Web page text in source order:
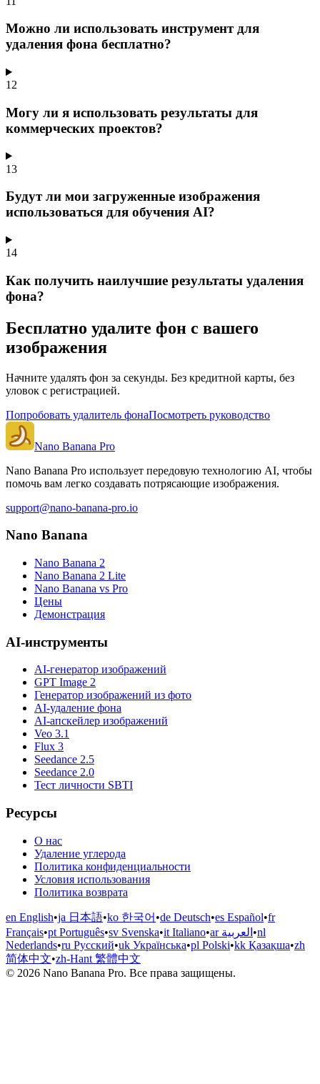
Можно ли использовать инструмент для
удаления фона бесплатно?
12
Могу ли я использовать результаты для
коммерческих проектов?
13
Будут ли мои загруженные изображения
использоваться для обучения AI?
14
Как получить наилучшие результаты удаления
фона?
Бесплатно удалите фон с вашего
изображения
Начните удалять фон за секунды. Без кредитной карты, без
уловок с регистрацией.
Попробовать удалитель фонаПосмотреть руководство
Nano Banana Pro
Nano Banana Pro использует передовую технологию AI, чтобы
помочь вам легко создавать потрясающие изображения.
support@nano-banana-pro.io
Nano Banana
Nano Banana 2
Nano Banana 2 Lite
Nano Banana vs Pro
Цены
Демонстрация
AI-инструменты
AI-генератор изображений
GPT Image 2
Генератор изображений из фото
AI-удаление фона
AI-апскейлер изображений
Veo 3.1
Flux 3
Seedance 2.5
Seedance 2.0
Тест личности SBTI
Ресурсы
О нас
Удаление углерода
Политика конфиденциальности
Условия использования
Политика возврата
en English•ja 日本語•ko 한국어 •de Deutsch•es Español•fr
Français•pt Português•sv Svenska•it Italiano• ar العربية •nl
Nederlands•ru Русский•uk Українська•pl Polski•kk Қазақша•zh
简体中文•zh-Hant 繁體中文
© 2026 Nano Banana Pro. Все права защищены.